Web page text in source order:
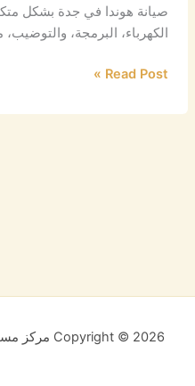
صيانة هوندا في جدة بشكل
الكهرباء، البرمجة،
Read Post »
Copyright © 2026 مركز مستر كار لصيانة السيارات في جدة